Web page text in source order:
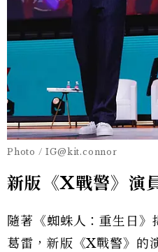
Photo / IG@kit.connor
新版《X戰警》演
隨著《蜘蛛人：重生日
葛雷，新版《X戰警》的